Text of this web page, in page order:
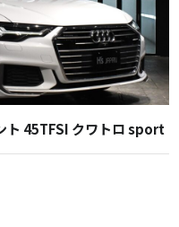
45TFSI クワトロ sport